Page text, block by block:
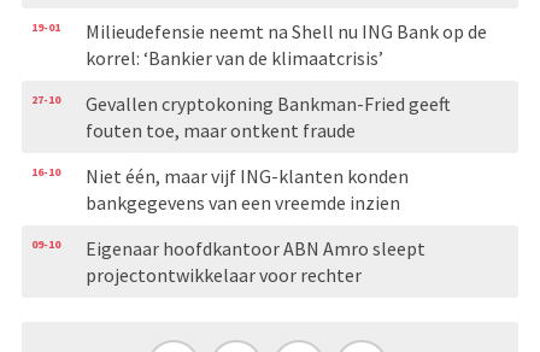
19-01
Milieudefensie neemt na Shell nu ING Bank op de
korrel: ‘Bankier van de klimaatcrisis’
27-10
Gevallen cryptokoning Bankman-Fried geeft
fouten toe, maar ontkent fraude
16-10
Niet één, maar vijf ING-klanten konden
bankgegevens van een vreemde inzien
09-10
Eigenaar hoofdkantoor ABN Amro sleept
projectontwikkelaar voor rechter